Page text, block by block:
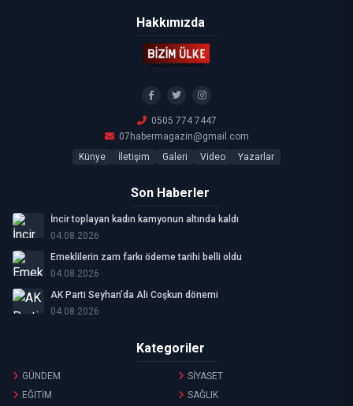
Hakkımızda
0505 774 7447
07habermagazin@gmail.com
Künye
İletişim Galeri Video Yazarlar
Son Haberler
İncir toplayan kadın kamyonun altında kaldı
04.08.2026
Emeklilerin zam farkı ödeme tarihi belli oldu
04.08.2026
AK Parti Seyhan’da Ali Coşkun dönemi
04.08.2026
Kategoriler
GÜNDEM
SİYASET
EĞİTİM
SAĞLIK